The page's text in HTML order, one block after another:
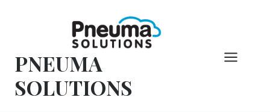
PNEUMA
SOLUTIONS